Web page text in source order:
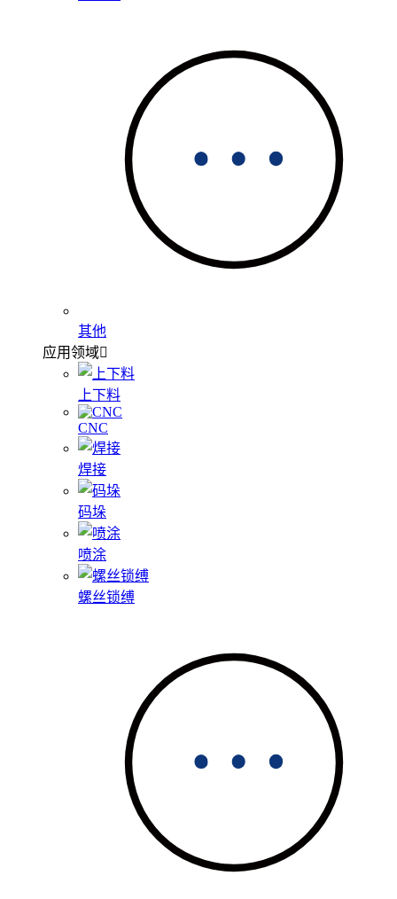
其他
应用领域
上下料
CNC
焊接
码垛
喷涂
螺丝锁缚